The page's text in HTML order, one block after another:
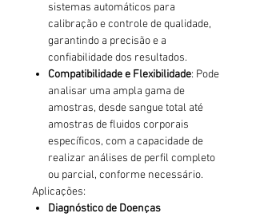
sistemas automáticos para
calibração e controle de qualidade,
garantindo a precisão e a
confiabilidade dos resultados.
Compatibilidade e Flexibilidade: Pode
analisar uma ampla gama de
amostras, desde sangue total até
amostras de fluidos corporais
específicos, com a capacidade de
realizar análises de perfil completo
ou parcial, conforme necessário.
Aplicações:
Diagnóstico de Doenças